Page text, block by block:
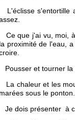
L'éclisse s'entortille
Ce que j'ai vu, moi,
la proximité de l'eau,
Pousser et tourner
La chaleur et les
marées sous le
Je dois présenter  à